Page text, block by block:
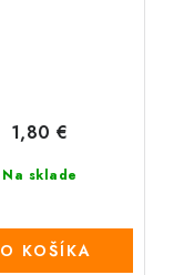
Na sklade
1,80 €
KOŠÍKA